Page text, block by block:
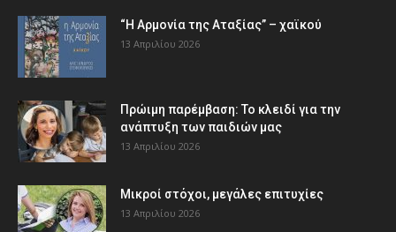
“Η Αρμονία της Αταξίας” – χαϊκού
13 Απριλίου 2026
Πρώιμη παρέμβαση: Το κλειδί για την
ανάπτυξη των παιδιών µας
13 Απριλίου 2026
Μικροί στόχοι, μεγάλες επιτυχίες
13 Απριλίου 2026